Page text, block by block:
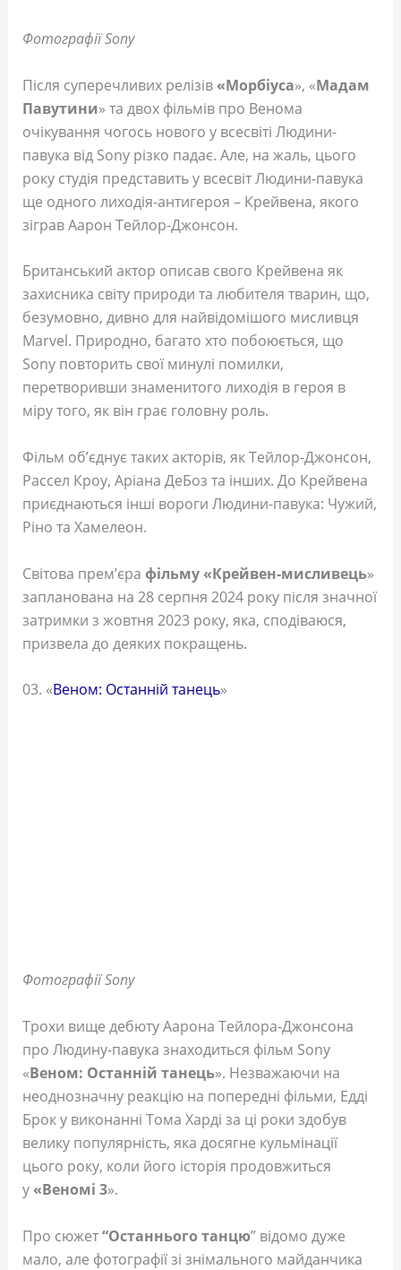
Фотографії Sony
Після суперечливих релізів«Морбіуса», «Мадам
Павутини» та двох фільмів про Венома
очікування чогось нового у всесвіті Людини-
павука від Sony різко падає. Але, на жаль, цього
року студія представить у всесвіт Людини-павука
ще одного лиходія-антигероя – Крейвена, якого
зіграв Аарон Тейлор-Джонсон.
Британський актор описав свого Крейвена як
захисника світу природи та любителя тварин, що,
безумовно, дивно для найвідомішого мисливця
Marvel. Природно, багато хто побоюється, що
Sony повторить свої минулі помилки,
перетворивши знаменитого лиходія в героя в
міру того, як він грає головну роль.
Фільм об’єднує таких акторів, як Тейлор-Джонсон,
Рассел Кроу, Аріана ДеБоз та інших. До Крейвена
приєднаються інші вороги Людини-павука: Чужий,
Ріно та Хамелеон.
Світова прем’єра фільму «Крейвен-мисливець»
запланована на 28 серпня 2024 року після значної
затримки з жовтня 2023 року, яка, сподіваюся,
призвела до деяких покращень.
03. «Веном: Останній танець»
Фотографії Sony
Трохи вище дебюту Аарона Тейлора-Джонсона
про Людину-павука знаходиться фільм Sony
«Веном: Останній танець». Незважаючи на
неоднозначну реакцію на попередні фільми, Едді
Брок у виконанні Тома Харді за ці роки здобув
велику популярність, яка досягне кульмінації
цього року, коли його історія продовжиться
у«Веномі 3».
Про сюжет“Останнього танцю” відомо дуже
мало, але фотографії зі знімального майданчика